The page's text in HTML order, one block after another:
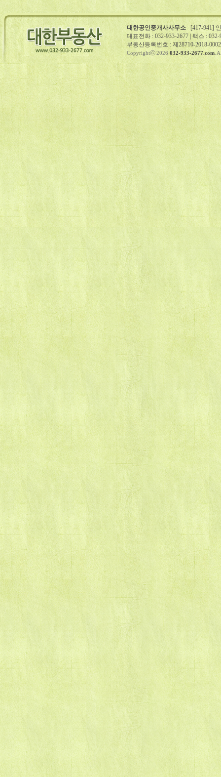
대한공인중개사사무소 [417-941]
대표전화 : 032-933-2677 | 팩스 :
부동산등록번호 : 제28710-2018-
Copyrightⓒ 2026 032-933-2677.com.